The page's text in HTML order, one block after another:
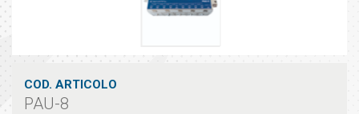
COD. ARTICOLO
PAU-8